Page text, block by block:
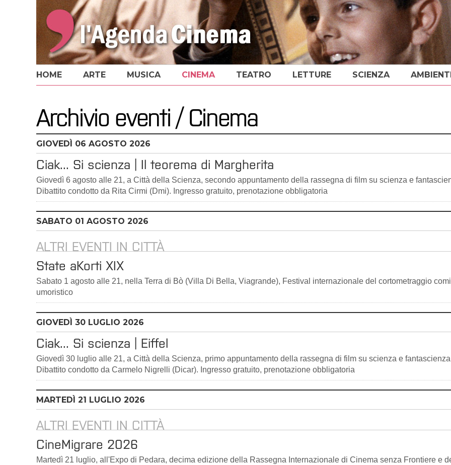
HOME ARTE MUSICA CINEMA TEATRO LETTURE SCIENZA
Archivio eventi / Cinema
GIOVEDÌ 06 AGOSTO 2026
Ciak... Si scienza | Il teorema di Margherita
Giovedì 6 agosto alle 21, a Città della Scienza, secondo appuntamento della rassegna di film su scienza e
Dibattito condotto da Rita Cirmi (Dmi). Ingresso gratuito, prenotazione obbligatoria
SABATO 01 AGOSTO 2026
ALTRI EVENTI IN CITTÀ
State aKorti XIX
Sabato 1 agosto alle 21, nella Terra di Bò (Villa Di Bella, Viagrande), Festival internazionale del cortometraggio
umoristico
GIOVEDÌ 30 LUGLIO 2026
Ciak... Si scienza | Eiffel
Giovedì 30 luglio alle 21, a Città della Scienza, primo appuntamento della rassegna di film su scienza e
Dibattito condotto da Carmelo Nigrelli (Dicar). Ingresso gratuito, prenotazione obbligatoria
MARTEDÌ 21 LUGLIO 2026
ALTRI EVENTI IN CITTÀ
CineMigrare 2026
Martedì 21 luglio, all'Expo di Pedara, decima edizione della Rassegna Internazionale di Cinema senza Frontiere e